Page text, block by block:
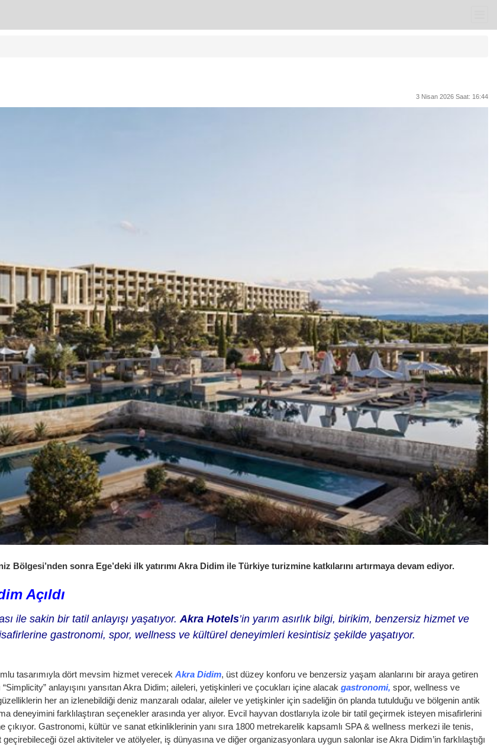
3 Nisan 2026 Saat: 16:44
sonra Ege’deki ilk yatırımı Akra Didim ile Türkiye turizmine katkılarını artırmaya devam ediyor.
Açıldı
ile sakin bir tatil anlayışı yaşatıyor. Akra Hotels’in yarım asırlık bilgi, birikim, benzersiz hizmet ve
gastronomi, spor, wellness ve kültürel deneyimleri kesintisiz şekilde yaşatıyor.
tasarımıyla dört mevsim hizmet verecek Akra Didim, üst düzey konforu ve benzersiz yaşam alanlarını bir araya getiren
anlayışını yansıtan Akra Didim; aileleri, yetişkinleri ve çocukları içine alacak gastronomi, spor, wellness ve
her an izlenebildiği deniz manzaralı odalar, aileler ve yetişkinler için sadeliğin ön planda tutulduğu ve bölgenin antik
deneyimini farklılaştıran seçenekler arasında yer alıyor. Evcil hayvan dostlarıyla izole bir tatil geçirmek isteyen misafirlerini
çıkıyor. Gastronomi, kültür ve sanat etkinliklerinin yanı sıra 1800 metrekarelik kapsamlı SPA & wellness merkezi ile tenis,
özel aktiviteler ve atölyeler, iş dünyasına ve diğer organizasyonlara uygun salonlar ise Akra Didim’in farklılaştığı